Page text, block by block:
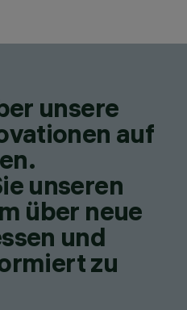
unsere
auf
unseren
über neue
und
zu